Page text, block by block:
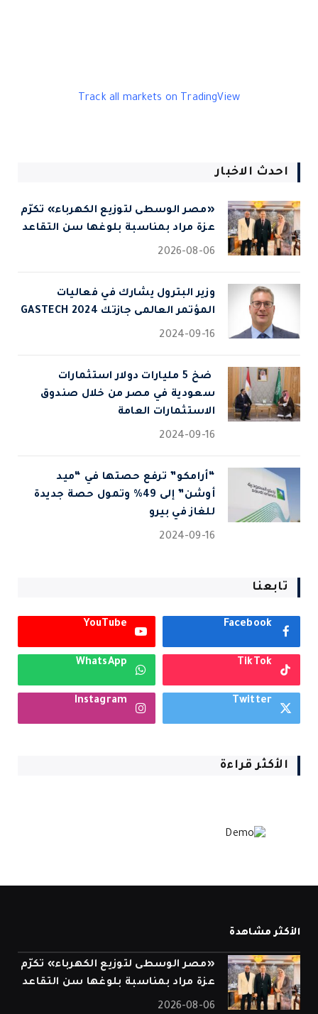
Track all markets on TradingView
احدث الاخبار
«مصر الوسطى لتوزيع الكهرباء» تكرّم
عزة مراد بمناسبة بلوغها سن التقاعد
2026-08-06
وزير البترول يشارك في فعاليات
المؤتمر العالمى جازتك 2024 GASTECH
2024-09-16
⁠ ضخ 5 مليارات دولار استثمارات
سعودية في مصر من خلال صندوق
الاستثمارات العامة
2024-09-16
“أرامكو” ترفع حصتها في “ميد
أوشن” إلى 49% وتمول حصة جديدة
للغاز في بيرو
2024-09-16
تابعنا
Facebook
YouTube
TikTok
WhatsApp
Twitter
Instagram
الأكثر قراءة
الأكثر مشاهدة
«مصر الوسطى لتوزيع الكهرباء» تكرّم
عزة مراد بمناسبة بلوغها سن التقاعد
2026-08-06